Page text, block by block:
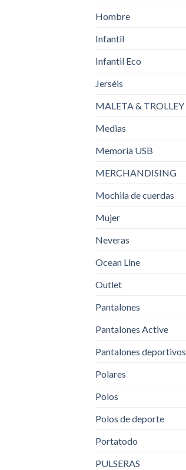
Hombre
Infantil
Infantil Eco
Jerséis
MALETA & TROLLEY
Medias
Memoria USB
MERCHANDISING
Mochila de cuerdas
Mujer
Neveras
Ocean Line
Outlet
Pantalones
Pantalones Active
Pantalones deportivos
Polares
Polos
Polos de deporte
Portatodo
PULSERAS